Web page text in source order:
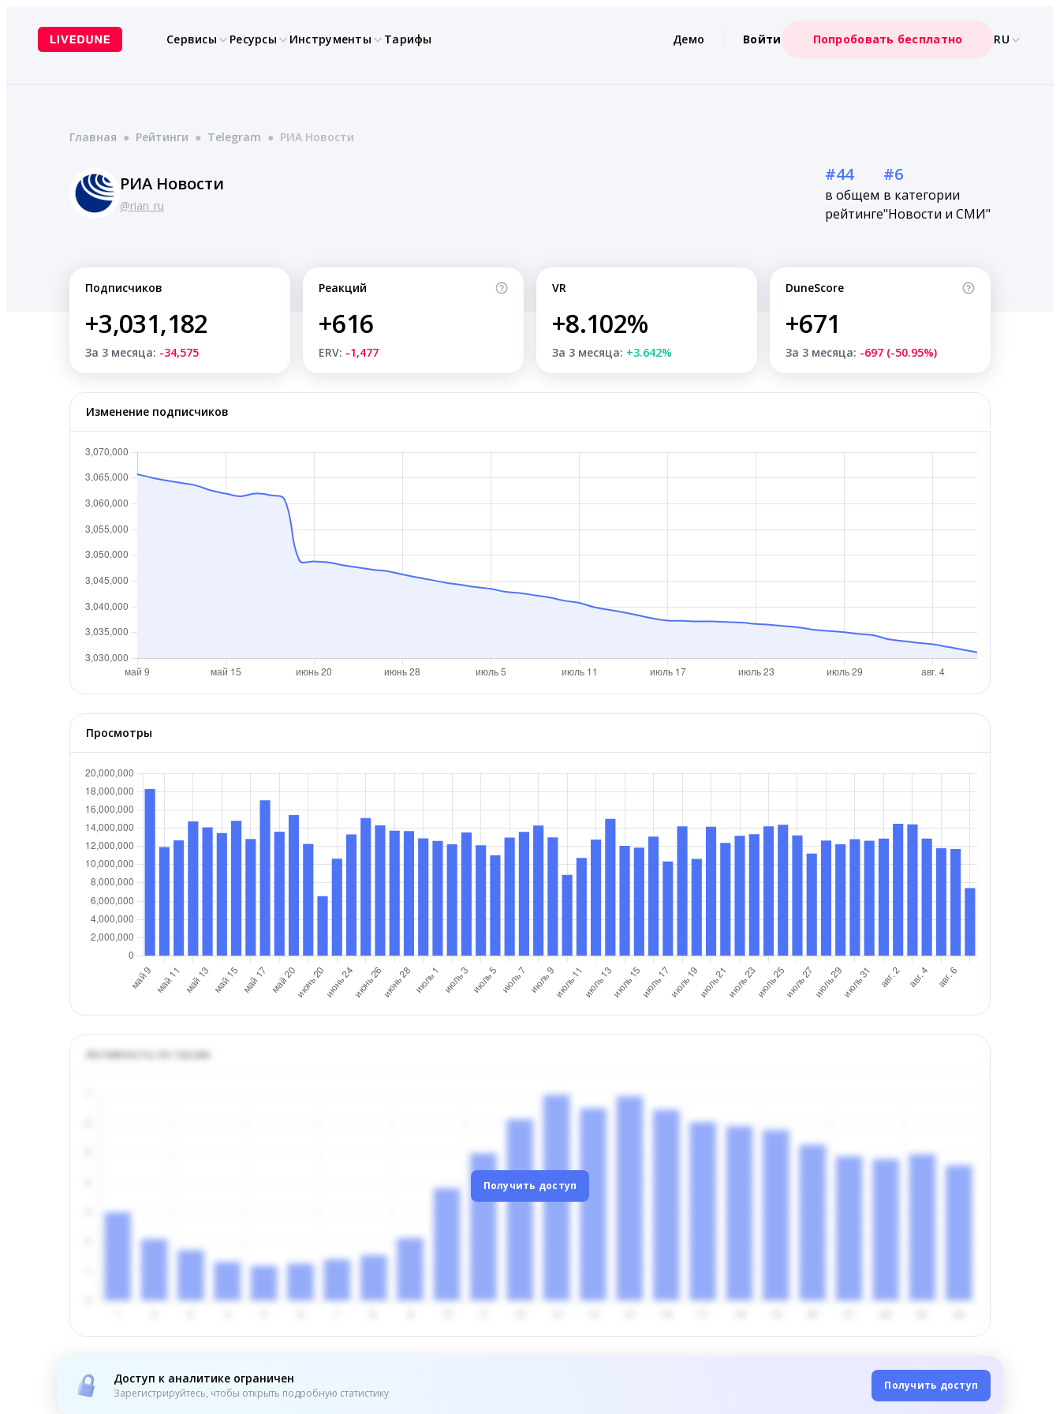
содержимому
Сервисы Ресурсы Инструменты Тарифы Демо Войти Попробовать бесплатно RU
Главная ● Рейтинги ● Telegram ● РИА Новости
РИА Новости
@rian_ru
#44
в общем
рейтинге
#6
в категории
"Новости и СМИ"
Подписчиков
+3,031,182
За 3 месяца: -34,575
Реакций
+616
ERV: -1,477
VR
+8.102%
За 3 месяца: +3.642%
DuneScore
+671
За 3 месяца: -697 (-50.95%)
Изменение подписчиков
Просмотры
Активность по часам
Получить доступ
Доступ к аналитике ограничен
Зарегистрируйтесь, чтобы открыть подробную статистику
Получить доступ